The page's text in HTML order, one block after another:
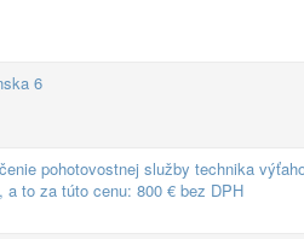
6
pohotovostnej služby technika
to za túto cenu: 800 € bez DPH